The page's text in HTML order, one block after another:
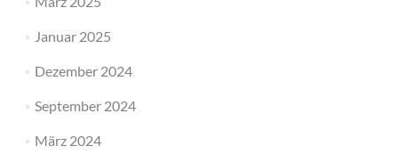
Januar 2025
Dezember 2024
September 2024
März 2024